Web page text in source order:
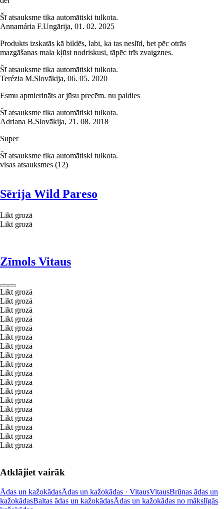
Šī atsauksme tika automātiski tulkota.
Annamária F.Ungārija, 01. 02. 2025
Produkts izskatās kā bildēs, labi, ka tas neslīd, bet pēc otrās
mazgāšanas mala kļūst nodriskusi, tāpēc trīs zvaigznes.
Šī atsauksme tika automātiski tulkota.
Terézia M.Slovākija, 06. 05. 2020
Esmu apmierināts ar jūsu precēm. nu paldies
Šī atsauksme tika automātiski tulkota.
Adriana B.Slovākija, 21. 08. 2018
Super
Šī atsauksme tika automātiski tulkota.
visas atsauksmes (12)
Sērija Wild Pareso
Likt grozā
Likt grozā
Zīmols Vitaus
Likt grozā
Likt grozā
Likt grozā
Likt grozā
Likt grozā
Likt grozā
Likt grozā
Likt grozā
Likt grozā
Likt grozā
Likt grozā
Likt grozā
Likt grozā
Likt grozā
Likt grozā
Likt grozā
Likt grozā
Likt grozā
Atklājiet vairāk
Ādas un kažokādasĀdas un kažokādas · VitausVitausBrūnas ādas un
kažokādasBaltas ādas un kažokādasĀdas un kažokādas no mākslīgās